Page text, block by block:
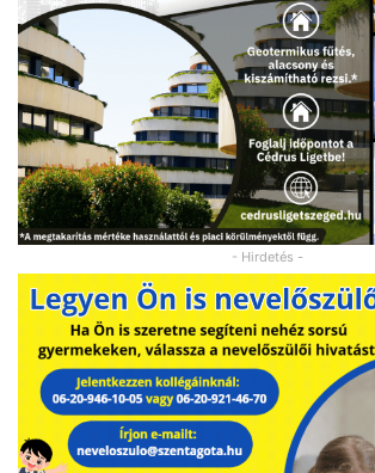
- Hirdetés -